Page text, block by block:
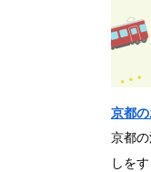
京都
京都
しを